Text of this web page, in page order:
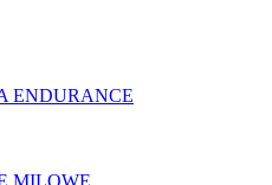
ENDURANCE
MILOWE